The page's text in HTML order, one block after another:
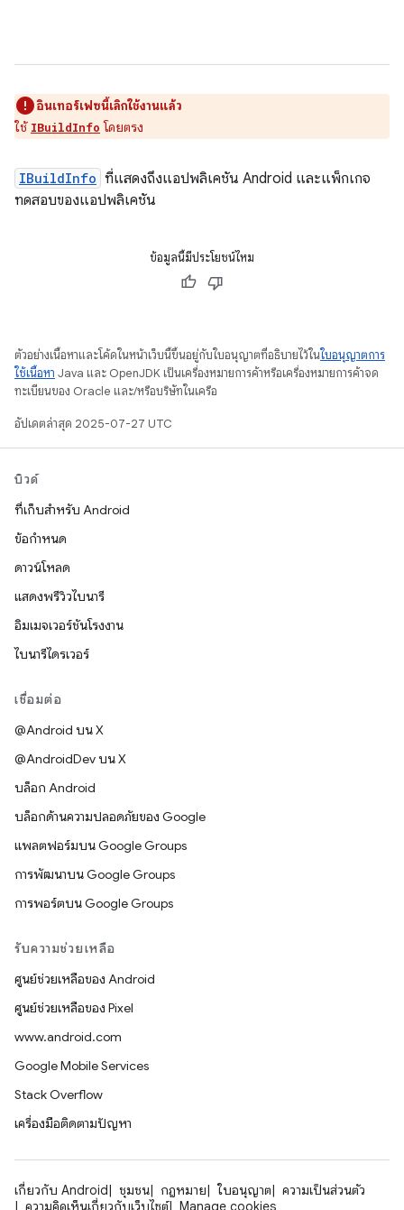
อินเทอร์เฟซนี้เลิกใช้งานแล้ว
ใช้ IBuildInfo โดยตรง
IBuildInfo ที่แสดงถึงแอปพลิเคชัน Android และแพ็กเกจ
ทดสอบของแอปพลิเคชัน
ข้อมูลนี้มีประโยชน์ไหม
ตัวอย่างเนื้อหาและโค้ดในหน้าเว็บนี้ขึ้นอยู่กับใบอนุญาตที่อธิบายไว้ในใบอนุญาตการ
ใช้เนื้อหา Java และ OpenJDK เป็นเครื่องหมายการค้าหรือเครื่องหมายการค้าจด
ทะเบียนของ Oracle และ/หรือบริษัทในเครือ
อัปเดตล่าสุด 2025-07-27 UTC
บิวด์
ที่เก็บสำหรับ Android
ข้อกำหนด
ดาวน์โหลด
แสดงพรีวิวไบนารี
อิมเมจเวอร์ชันโรงงาน
ไบนารีไดรเวอร์
เชื่อมต่อ
@Android บน X
@AndroidDev บน X
บล็อก Android
บล็อกด้านความปลอดภัยของ Google
แพลตฟอร์มบน Google Groups
การพัฒนาบน Google Groups
การพอร์ตบน Google Groups
รับความช่วยเหลือ
ศูนย์ช่วยเหลือของ Android
ศูนย์ช่วยเหลือของ Pixel
www.android.com
Google Mobile Services
Stack Overflow
เครื่องมือติดตามปัญหา
เกี่ยวกับ Android ชุมชน กฎหมาย ใบอนุญาต
ความเป็นส่วนตัว
ความคิดเห็นเกี่ยวกับเว็บไซต์
Manage cookies